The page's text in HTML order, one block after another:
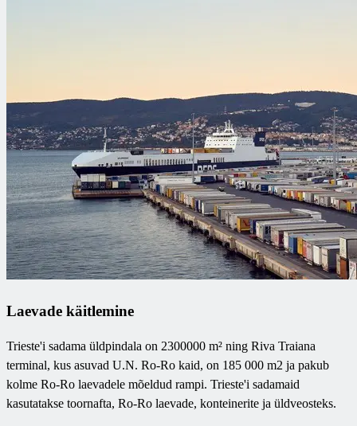
Laevade käitlemine
Trieste'i sadama üldpindala on 2300000 m² ning Riva Traiana
terminal, kus asuvad U.N. Ro-Ro kaid, on 185 000 m2 ja pakub
kolme Ro-Ro laevadele mõeldud rampi. Trieste'i sadamaid
kasutatakse toornafta, Ro-Ro laevade, konteinerite ja üldveosteks.